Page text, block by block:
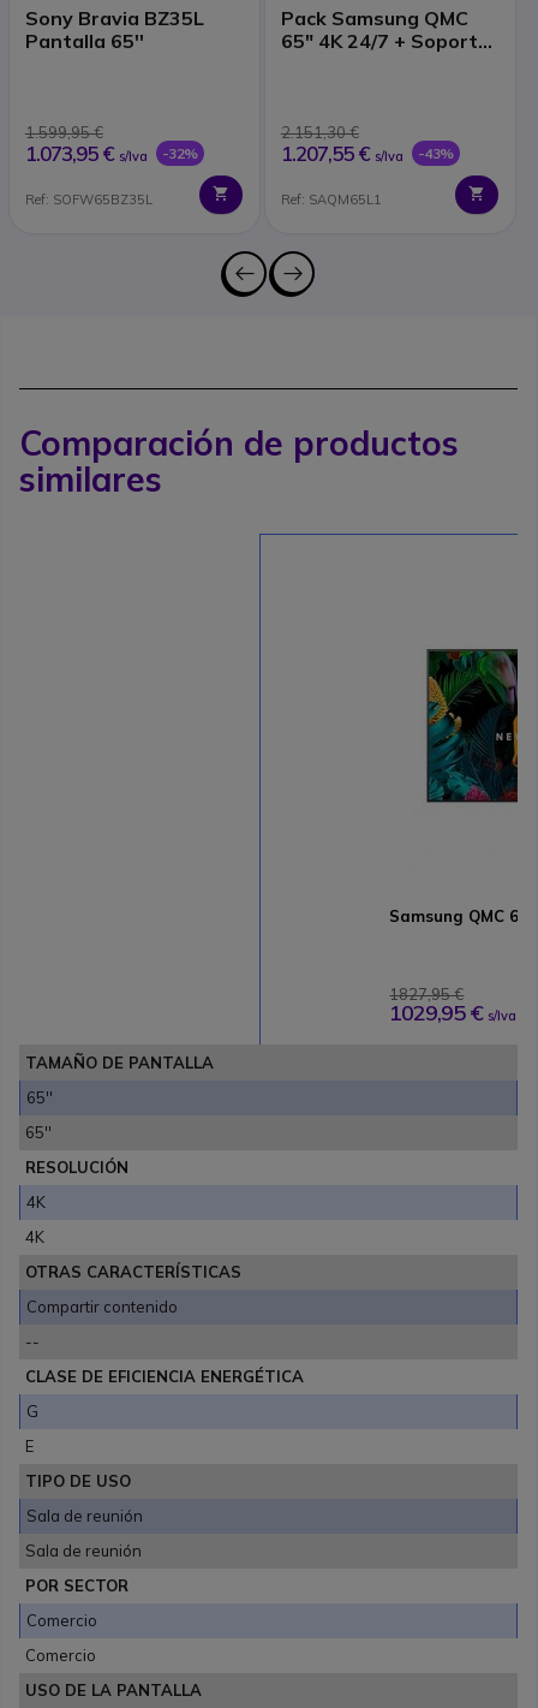
Sony Bravia BZ35L
Pantalla 65''
1.599,95 €
1.073,95 € s/Iva -32%
Ref: SOFW65BZ35L
Pack Samsung QMC
65" 4K 24/7 + Soporte
2.151,30 €
1.207,55 € s/Iva -43%
Ref: SAQM65L1
Comparación de productos
similares
Samsung QMC 65''
1827,95 €
1029,95 € s/Iva
TAMAÑO DE PANTALLA
65''
65''
RESOLUCIÓN
4K
4K
OTRAS CARACTERÍSTICAS
Compartir contenido
--
CLASE DE EFICIENCIA ENERGÉTICA
G
E
TIPO DE USO
Sala de reunión
Sala de reunión
POR SECTOR
Comercio
Comercio
USO DE LA PANTALLA